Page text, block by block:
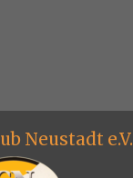
Neustadt e.V.